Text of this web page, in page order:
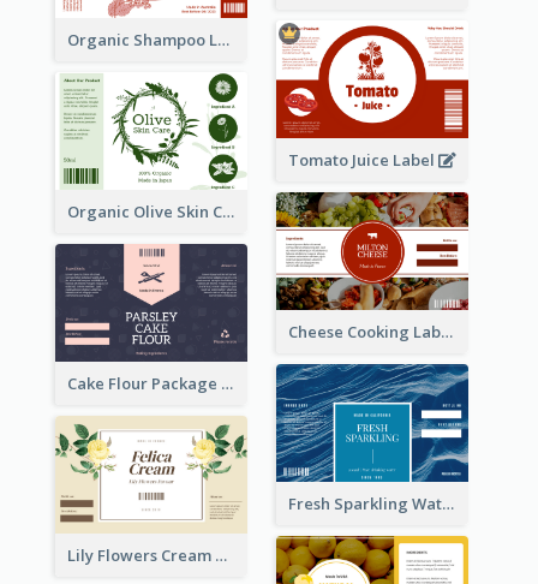
Organic Shampoo Label
Tomato Juice Label
Organic Olive Skin Care Label
Cheese Cooking Label
Cake Flour Package Label
Fresh Sparkling Water Label
Lily Flowers Cream Product Label